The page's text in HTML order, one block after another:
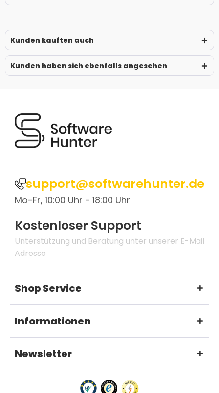
Kunden kauften auch
Kunden haben sich ebenfalls angesehen
support@softwarehunter.de
Mo-Fr, 10:00 Uhr - 18:00 Uhr
Kostenloser Support
Unterstützung und Beratung unter unserer E-Mail
Adresse
Shop Service
Informationen
Newsletter